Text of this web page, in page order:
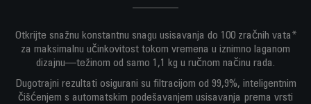
Otkrijte snažnu konstantnu snagu usisavanja do 100 zračnih vata*
za maksimalnu učinkovitost tokom vremena u iznimno laganom
dizajnu—težinom od samo 1,1 kg u ručnom načinu rada.
Dugotrajni rezultati osigurani su filtracijom od 99,9%, inteligentnim
čišćenjem s automatskim podešavanjem usisavanja prema vrsti